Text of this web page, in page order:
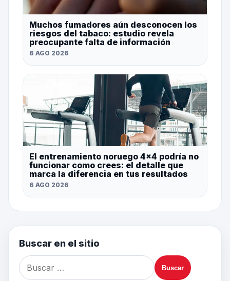
Muchos fumadores aún desconocen los
riesgos del tabaco: estudio revela
preocupante falta de información
6 AGO 2026
El entrenamiento noruego 4×4 podría no
funcionar como crees: el detalle que
marca la diferencia en tus resultados
6 AGO 2026
Buscar en el sitio